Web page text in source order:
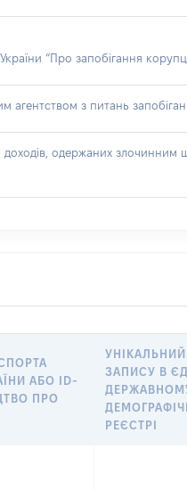
“Про запобігання
з питань
доходів, одержаних
АБО ID-
ПРО
ЗАПИСУ В
РЕЄСТРІ